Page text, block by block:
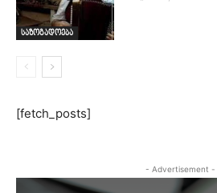
საზოგადოება
[fetch_posts]
- Advertisement -